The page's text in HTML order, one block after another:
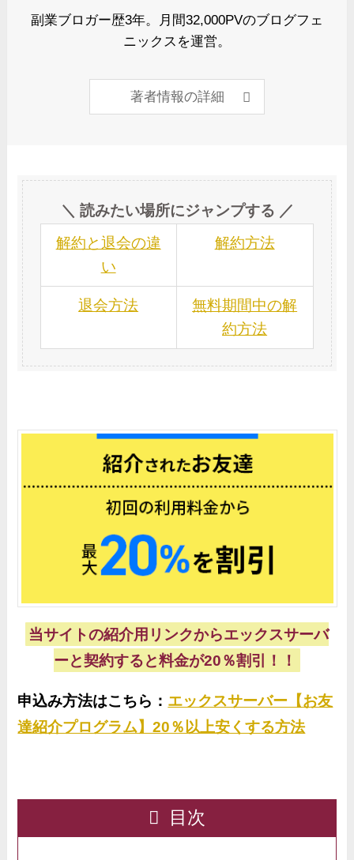
副業ブロガー歴3年。月間32,000PVのブログフェ
ニックスを運営。
著者情報の詳細
＼ 読みたい場所にジャンプする ／
解約と退会の違
い
解約方法
退会方法
無料期間中の解
約方法
当サイトの紹介用リンクからエックスサーバ
ーと契約すると料金が20％割引！！
申込み方法はこちら： エックスサーバー【お友
達紹介プログラム】20％以上安くする方法
目次